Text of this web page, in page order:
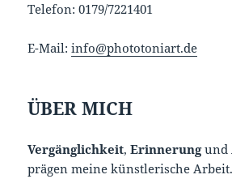
Telefon: 0179/7221401
E-Mail:info@phototoniart.de
ÜBER MICH
Vergänglichkeit,Erinnerungund
prägen meine künstlerische Arbeit.